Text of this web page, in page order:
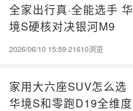
全家出行真·全能选手 华
境S硬核对决银河M9
2026/06/10 15:59 21610浏览
家用大六座SUV怎么选
华境S和零跑D19全维度